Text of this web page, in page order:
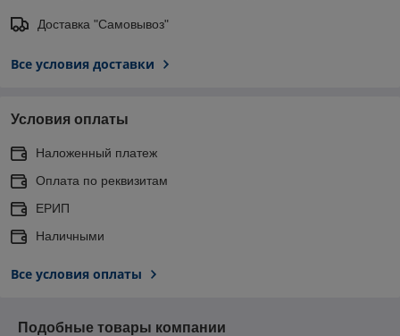
Доставка "Самовывоз"
Все условия доставки
Условия оплаты
Наложенный платеж
Оплата по реквизитам
ЕРИП
Наличными
Все условия оплаты
Подобные товары компании